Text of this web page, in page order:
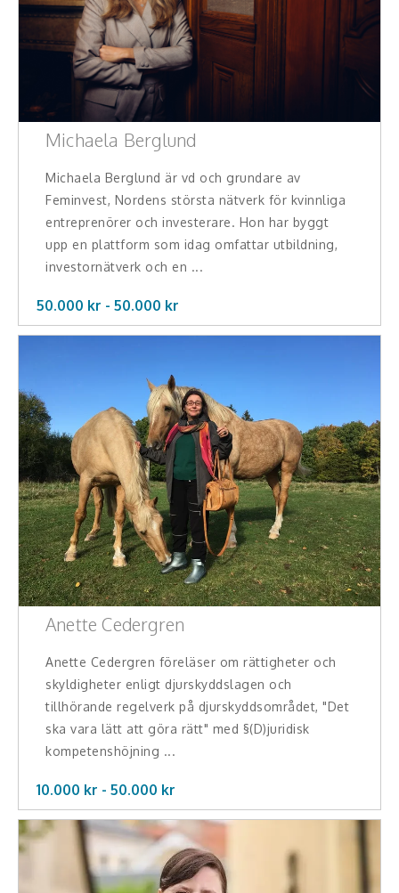
Michaela Berglund
Michaela Berglund är vd och grundare av
Feminvest, Nordens största nätverk för kvinnliga
entreprenörer och investerare. Hon har byggt
upp en plattform som idag omfattar utbildning,
investornätverk och en ...
50.000 kr - 50.000 kr
Anette Cedergren
Anette Cedergren föreläser om rättigheter och
skyldigheter enligt djurskyddslagen och
tillhörande regelverk på djurskyddsområdet, "Det
ska vara lätt att göra rätt" med §(D)juridisk
kompetenshöjning ...
10.000 kr - 50.000 kr